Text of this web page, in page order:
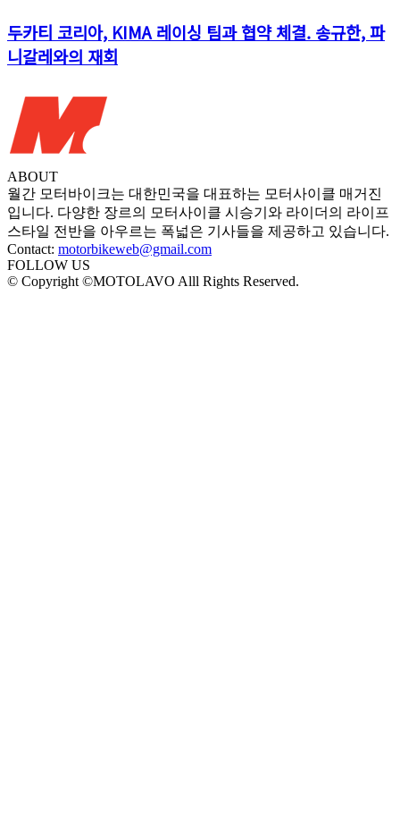
두카티 코리아, KIMA 레이싱 팀과 협약 체결. 송규한, 파
니갈레와의 재회
ABOUT
월간 모터바이크는 대한민국을 대표하는 모터사이클 매거진
입니다. 다양한 장르의 모터사이클 시승기와 라이더의 라이프
스타일 전반을 아우르는 폭넓은 기사들을 제공하고 있습니다.
Contact: motorbikeweb@gmail.com
FOLLOW US
© Copyright ©MOTOLAVO Alll Rights Reserved.